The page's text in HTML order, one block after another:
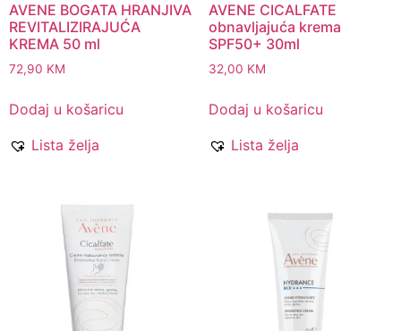
AVENE BOGATA HRANJIVA
REVITALIZIRAJUĆA
KREMA 50 ml
72,90 KM
Dodaj u košaricu
Lista želja
AVENE CICALFATE
obnavljajuća krema
SPF50+ 30ml
32,00 KM
Dodaj u košaricu
Lista želja